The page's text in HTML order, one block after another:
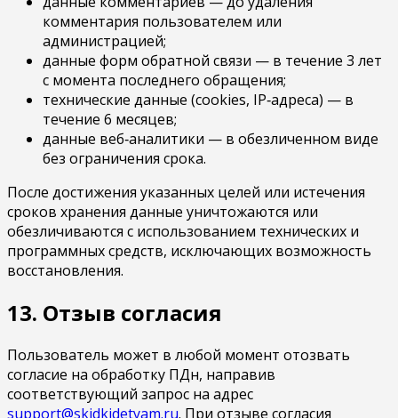
комментария пользователем или
администрацией;
данные форм обратной связи — в течение 3 лет
с момента последнего обращения;
технические данные (cookies, IP‑адреса) — в
течение 6 месяцев;
данные веб‑аналитики — в обезличенном виде
без ограничения срока.
После достижения указанных целей или истечения
сроков хранения данные уничтожаются или
обезличиваются с использованием технических и
программных средств, исключающих возможность
восстановления.
13. Отзыв согласия
Пользователь может в любой момент отозвать
согласие на обработку ПДн, направив
соответствующий запрос на адрес
support@skidkidetyam.ru. При отзыве согласия